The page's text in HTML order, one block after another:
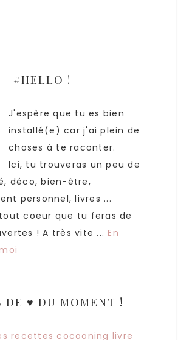
#HELLO !
J'espère que tu es bien
installé(e) car j'ai plein de
choses à te raconter.
Ici, tu trouveras un peu de
déco, bien-être,
personnel, livres ...
coeur que tu feras de
! A très vite ...En
DE ♥ DU MOMENT !